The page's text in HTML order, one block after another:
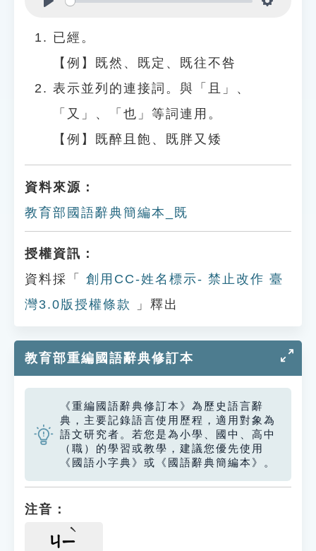
已經。
【例】既然、既定、既往不咎
表示並列的連接詞。與「且」、
「又」、「也」等詞連用。
【例】既醉且飽、既胖又矮
資料來源：
教育部國語辭典簡編本_既
授權資訊：
資料採「
創用CC-姓名標示- 禁止改作 臺
灣3.0版授權條款
」釋出
教育部重編國語辭典修訂本
《重編國語辭典修訂本》為歷史語言辭
典，主要記錄語言使用歷程，適用對象為
語文研究者。若您是為小學、國中、高中
（職）的學習或教學，建議您優先使用
《國語小字典》或《國語辭典簡編本》。
注音：
ㄐㄧ